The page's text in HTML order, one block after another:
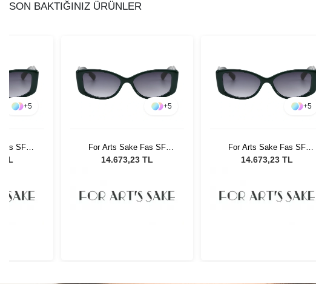
SON BAKTIĞINIZ ÜRÜNLER
+5
SF
TL
+5
For Arts Sake Fas SF
003GR Kadın Güneş
14.673,23 TL
+5
For Arts Sake Fas SF
003GR Kadın Güneş
14.673,23 TL